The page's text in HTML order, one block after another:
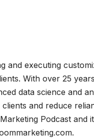
and executing
With over 25
data science and
and reduce
Podcast